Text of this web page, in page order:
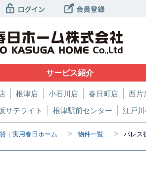
サービス紹介
根津店 小石川店 春日町店 西片
サテライト
根津駅前センター 江戸
｜実用春日ホーム > 物件一覧 > パレス